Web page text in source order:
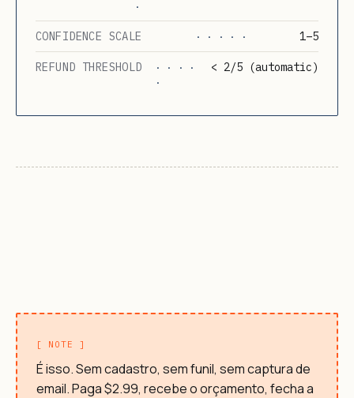
·
CONFIDENCE SCALE · · · · · 1–5
REFUND THRESHOLD
· · · ·
·
< 2/5 (automatic)
[ NOTE ]
É isso. Sem cadastro, sem funil, sem captura de
email. Paga $2.99, recebe o orçamento, fecha a